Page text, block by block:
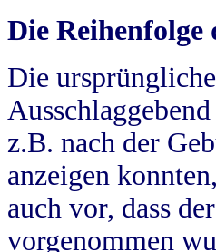
Die Reihenfolge
Die
z.B. nach der
anzeigen
auch vor, dass
vorgenommen